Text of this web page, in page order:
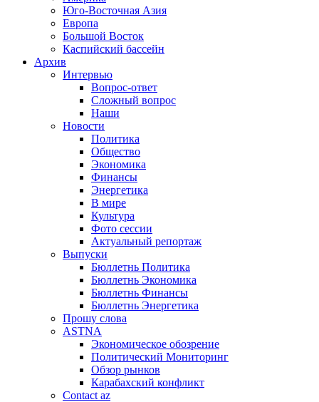
Юго-Восточная Азия
Европа
Большой Восток
Каспийский бассейн
Архив
Интервью
Вопрос-ответ
Сложный вопрос
Наши
Новости
Политика
Общество
Экономика
Финансы
Энергетика
В мире
Культура
Фото сессии
Актуальный репортаж
Выпуски
Бюллетнь Политика
Бюллетнь Экономика
Бюллетнь Финансы
Бюллетнь Энергетика
Прошу слова
ASTNA
Экономическое обозрение
Политический Мониторинг
Обзор рынков
Карабахский конфликт
Contact az